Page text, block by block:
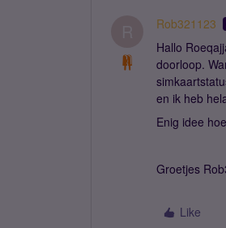
Rob321123
Hallo
doorloop.
en ik heb
Enig idee
Groetjes
Like